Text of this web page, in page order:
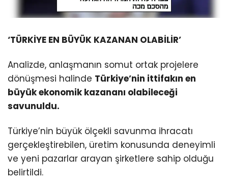
‘TÜRKİYE EN BÜYÜK KAZANAN OLABİLİR’
Analizde, anlaşmanın somut ortak projelere
dönüşmesi halinde Türkiye’nin ittifakın en
büyük ekonomik kazananı olabileceği
savunuldu.
Türkiye’nin büyük ölçekli savunma ihracatı
gerçekleştirebilen, üretim konusunda deneyimli
ve yeni pazarlar arayan şirketlere sahip olduğu
belirtildi.